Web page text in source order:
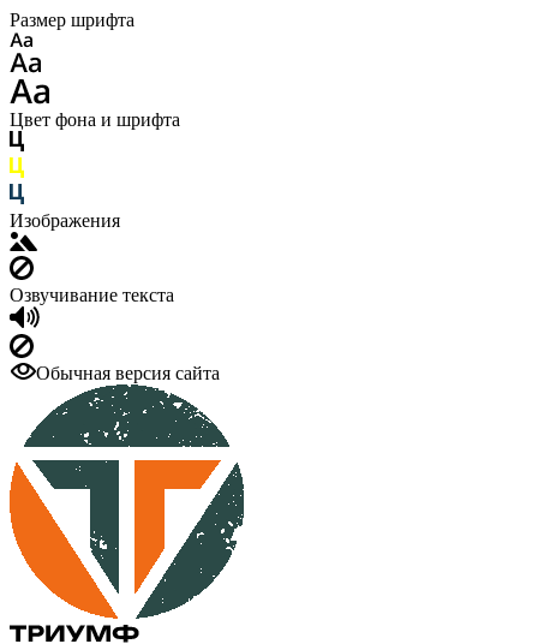
Размер шрифта
Цвет фона и шрифта
Изображения
Озвучивание текста
Обычная версия сайта